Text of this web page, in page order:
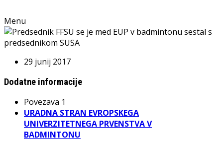
Menu
29 junij 2017
Dodatne informacije
Povezava 1
URADNA STRAN EVROPSKEGA
UNIVERZITETNEGA PRVENSTVA V
BADMINTONU